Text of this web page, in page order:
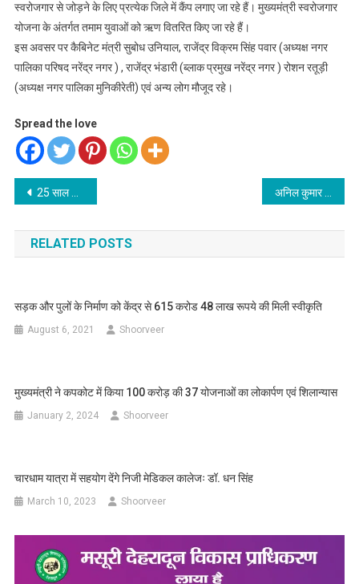
स्वरोजगार से जोड़ने के लिए प्रत्येक जिले में कैंप लगाए जा रहे हैं। मुख्यमंत्री स्वरोजगार
योजना के अंतर्गत तमाम युवाओं को ऋण वितरित किए जा रहे हैं।
इस अवसर पर कैबिनेट मंत्री सुबोध उनियाल, राजेंद्र विक्रम सिंह पवार (अध्यक्ष नगर
पालिका परिषद नरेंद्र नगर ) , राजेंद्र भंडारी (ब्लाक प्रमुख नरेंद्र नगर ) रोशन रतूड़ी
(अध्यक्ष नगर पालिका मुनिकीरेती) एवं अन्य लोग मौजूद रहे।
Spread the love
Post
navigation
25 साल के उत्तराखंड की स्वर्णिम विकास गाथा लिखेगी युवा मुख्यमंत्री की टीम अनिल कुमार भट्ट बने डायरेक्टर जनरल द इंडियन स्पेस एसोसियेशन
RELATED POSTS
सड़क और पुलों के निर्माण को केंद्र से 615 करोड 48 लाख रूपये की मिली स्वीकृति
August 6, 2021 Shoorveer
मुख्यमंत्री ने कपकोट में किया 100 करोड़ की 37 योजनाओं का लोकार्पण एवं शिलान्यास
January 2, 2024 Shoorveer
चारधाम यात्रा में सहयोग देंगे निजी मेडिकल कालेजः डॉ. धन सिंह
March 10, 2023 Shoorveer